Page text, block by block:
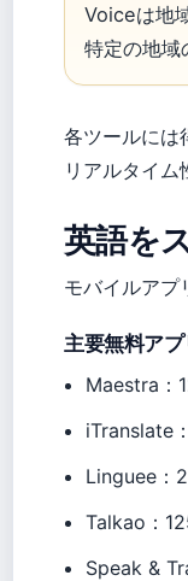
Voiceは地
特定の地域
各ツールには
リアルタイ
英語を
モバイルア
主要無料ア
Maestra：
iTranslate
Linguee：
Talkao：
Speak &